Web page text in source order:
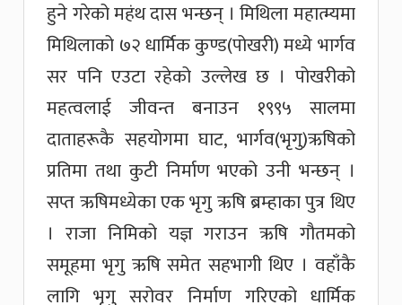
हुने गरेको महंथ दास भन्छन् । मिथिला महात्म्यमा
मिथिलाको ७२ धार्मिक कुण्ड(पोखरी) मध्ये भार्गव
सर पनि एउटा रहेको उल्लेख छ । पोखरीको
महत्वलाई जीवन्त बनाउन १९९५ सालमा
दाताहरूकै सहयोगमा घाट, भार्गव(भृगु)ऋषिको
प्रतिमा तथा कुटी निर्माण भएको उनी भन्छन् ।
सप्त ऋषिमध्येका एक भृगु ऋषि ब्रम्हाका पुत्र थिए
। राजा निमिको यज्ञ गराउन ऋषि गौतमको
समूहमा भृगु ऋषि समेत सहभागी थिए । वहाँकै
लागि भृगु सरोवर निर्माण गरिएको धार्मिक